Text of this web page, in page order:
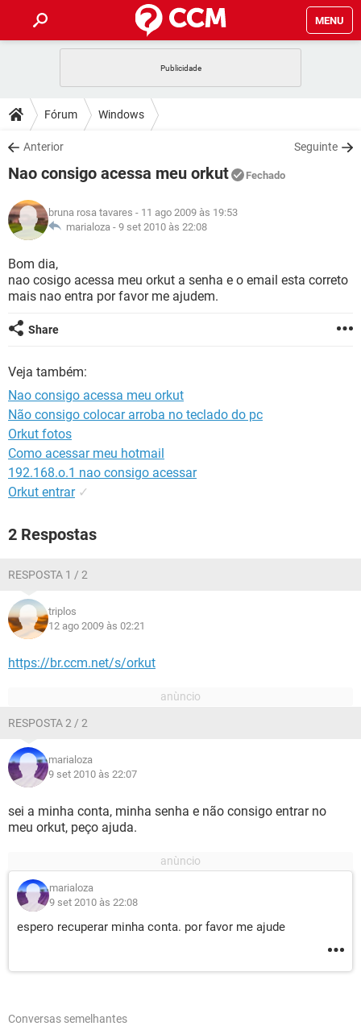
MENU
CELULAR
OUTLOOK
INSTAGRAM GMAIL
GUIA DE COMPRAS
DICAS
JOGOS
INSTAGRAM GMAIL
GUIA DE COMPRAS
DOWNLOADS
JOGOS WHATSAPP
CELULAR
OUTLOOK EXCEL
INSTAGRAM
GUIA DE COMPRAS
JOGOS WHATSAPP
CELULAR
OUTLOOK
INSTAGRAM GMAIL
GUIA DE COMPRAS
GLOSSÁRIO
JOGOS
CELULAR FACEBOOK
INSTAGRAM
GUIA DE COMPRAS
Fórum Windows
Anterior Seguinte
Nao consigo acessa meu orkut Fechado
bruna rosa tavares - 11 ago 2009 às 19:53
marialoza - 9 set 2010 às 22:08
Bom dia,
nao cosigo acessa meu orkut a senha e o email esta correto
mais nao entra por favor me ajudem.
Share
Veja também:
Nao consigo acessa meu orkut
Não consigo colocar arroba no teclado do pc
Orkut fotos
Como acessar meu hotmail
192.168.o.1 nao consigo acessar
Orkut entrar ✓
2 Respostas
RESPOSTA 1 / 2
triplos
12 ago 2009 às 02:21
https://br.ccm.net/s/orkut
RESPOSTA 2 / 2
marialoza
9 set 2010 às 22:07
sei a minha conta, minha senha e não consigo entrar no
meu orkut, peço ajuda.
marialoza
9 set 2010 às 22:08
espero recuperar minha conta. por favor me ajude
Conversas semelhantes